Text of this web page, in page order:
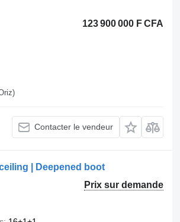
123 900 000 F CFA
Contacter le vendeur
| Deepened boot
Prix sur demande